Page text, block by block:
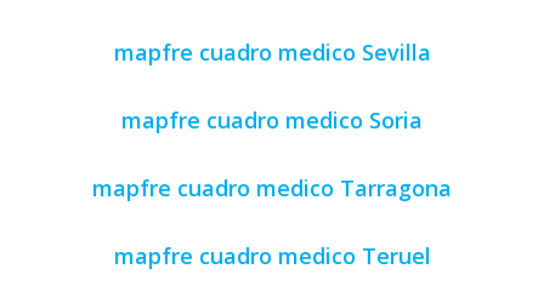
mapfre cuadro medico Sevilla
mapfre cuadro medico Soria
mapfre cuadro medico Tarragona
mapfre cuadro medico Teruel